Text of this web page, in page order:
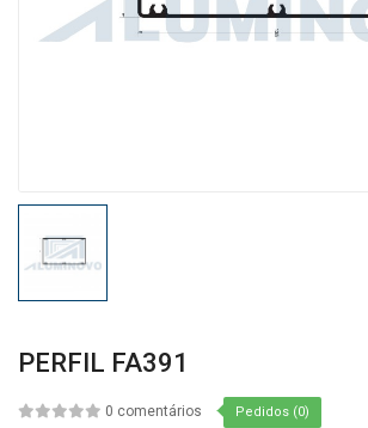
PERFIL FA391
0 comentários Pedidos (0)